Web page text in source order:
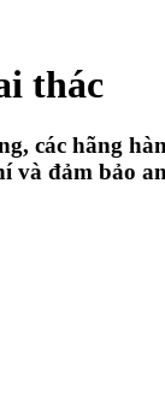
thác
các hãng
và đảm bảo